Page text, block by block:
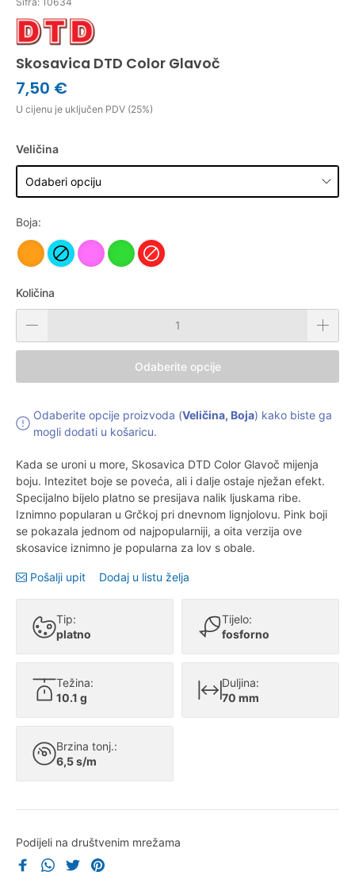
Skosavica DTD Color Glavoč
7,50 €
U cijenu je uključen PDV (25%)
Veličina
Boja:
Količina
Odaberite opcije
Odaberite opcije proizvoda (Veličina, Boja) kako biste ga
mogli dodati u košaricu.
Kada se uroni u more, Skosavica DTD Color Glavoč mijenja
boju. Intezitet boje se poveća, ali i dalje ostaje nježan efekt.
Specijalno bijelo platno se presijava nalik ljuskama ribe.
Iznimno popularan u Grčkoj pri dnevnom lignjolovu. Pink boji
se pokazala jednom od najpopularniji, a oita verzija ove
skosavice iznimno je popularna za lov s obale.
Pošalji upit Dodaj u listu želja
Tip:
platno
Tijelo:
fosforno
Težina:
10.1 g
Duljina:
70 mm
Brzina tonj.:
6,5 s/m
Podijeli na društvenim mrežama